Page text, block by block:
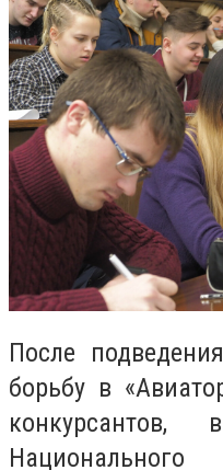
После
борьбу в